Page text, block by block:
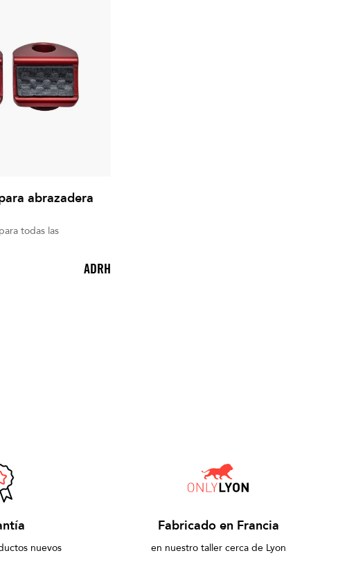
abrazadera
todas las
ADRH
nuevos
Fabricado en Francia
en nuestro taller cerca de Lyon